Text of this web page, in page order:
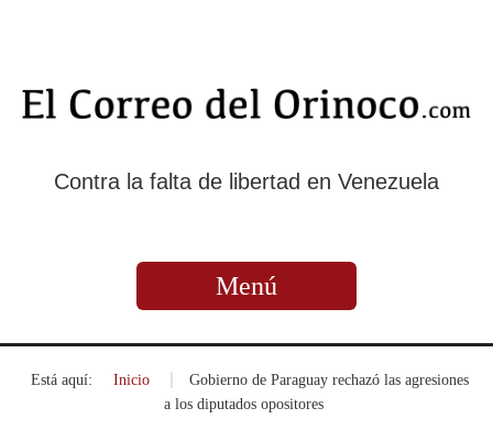
Contra la falta de libertad en Venezuela
Menú
Está aquí: Inicio
Gobierno de Paraguay rechazó las agresiones
a los diputados opositores